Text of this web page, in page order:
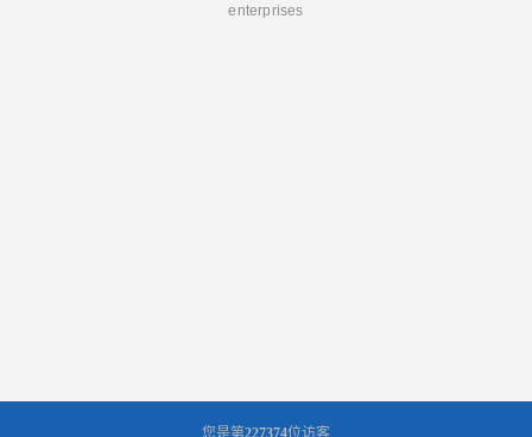
enterprises
您是第227374位访客